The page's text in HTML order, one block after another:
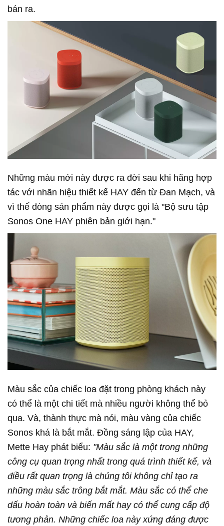
bán ra.
Những màu mới này được ra đời sau khi hãng hợp
tác với nhãn hiệu thiết kế HAY đến từ Đan Mạch, và
vì thế dòng sản phẩm này được gọi là "Bộ sưu tập
Sonos One HAY phiên bản giới hạn."
Màu sắc của chiếc loa đặt trong phòng khách này
có thể là một chi tiết mà nhiều người không thể bỏ
qua. Và, thành thực mà nói, màu vàng của chiếc
Sonos khá là bắt mắt. Đồng sáng lập của HAY,
Mette Hay phát biểu: "Màu sắc là một trong những
công cụ quan trọng nhất trong quá trình thiết kế, và
điều rất quan trọng là chúng tôi không chỉ tạo ra
những màu sắc trông bắt mắt. Màu sắc có thể che
dấu hoàn toàn và biến mất hay có thể cung cấp độ
tương phản. Những chiếc loa này xứng đáng được